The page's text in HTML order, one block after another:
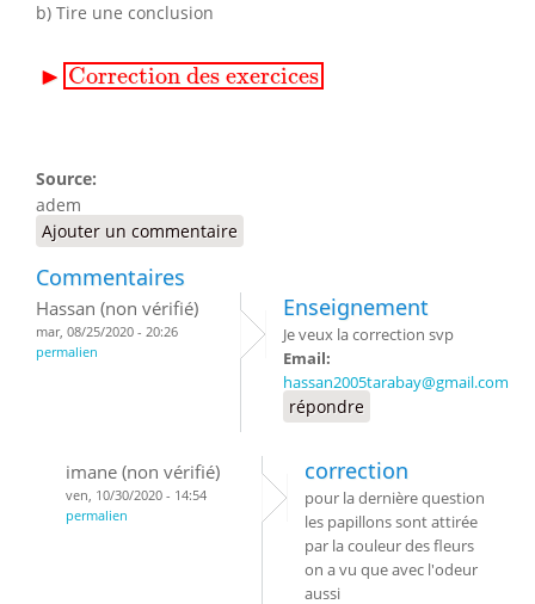
b) Tire une conclusion
▶ Correction des exercices
Correction des exercices
Source:
adem
Ajouter un commentaire
Commentaires
Hassan (non vérifié)
mar, 08/25/2020 - 20:26
permalien
Enseignement
Je veux la correction svp
Email:
hassan2005tarabay@gmail.com
répondre
imane (non vérifié)
ven, 10/30/2020 - 14:54
permalien
correction
pour la dernière question
les papillons sont attirée
par la couleur des fleurs
on a vu que avec l'odeur
aussi